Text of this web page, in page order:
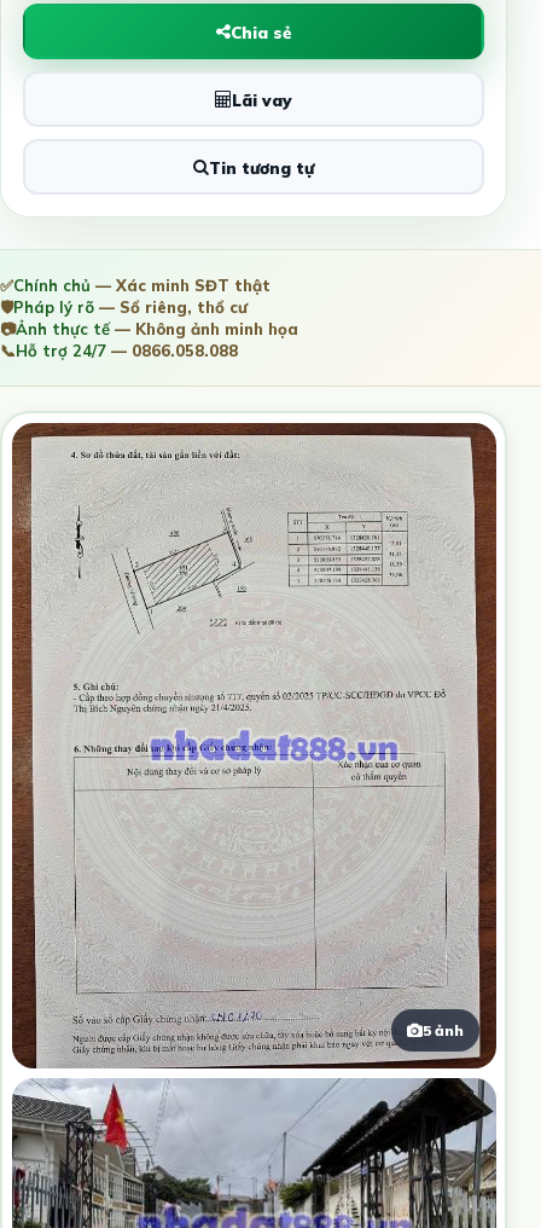
Chia sẻ
Lãi vay
Tin tương tự
✅Chính chủ — Xác minh SĐT thật
🛡️Pháp lý rõ — Sổ riêng, thổ cư
📷Ảnh thực tế— Không ảnh minh họa
📞Hỗ trợ 24/7 — 0866.058.088
5 ảnh